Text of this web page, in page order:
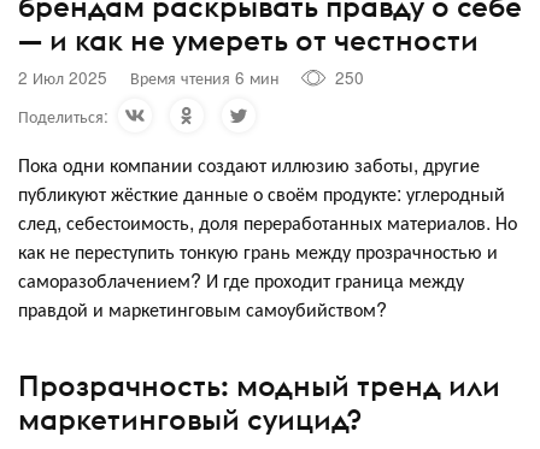
— и как не умереть от честности
2 Июл 2025 Время чтения 6 мин
250
Поделиться:
Пока одни компании создают иллюзию заботы, другие
публикуют жёсткие данные о своём продукте: углеродный
след, себестоимость, доля переработанных материалов. Но
как не переступить тонкую грань между прозрачностью и
саморазоблачением? И где проходит граница между
правдой и маркетинговым самоубийством?
Прозрачность: модный тренд или
маркетинговый суицид?